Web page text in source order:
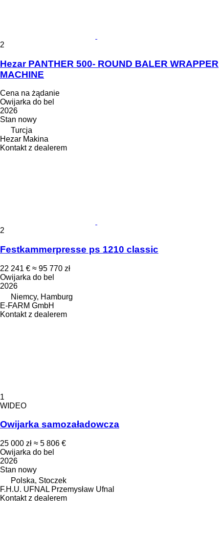
2
Hezar PANTHER 500- ROUND BALER WRAPPER
MACHINE
Cena na żądanie
Owijarka do bel
2026
Stan nowy
Turcja
Hezar Makina
Kontakt z dealerem
2
Festkammerpresse ps 1210 classic
22 241 € ≈ 95 770 zł
Owijarka do bel
2026
Niemcy, Hamburg
E-FARM GmbH
Kontakt z dealerem
1
WIDEO
Owijarka samozaładowcza
25 000 zł ≈ 5 806 €
Owijarka do bel
2026
Stan nowy
Polska, Stoczek
F.H.U. UFNAL Przemysław Ufnal
Kontakt z dealerem